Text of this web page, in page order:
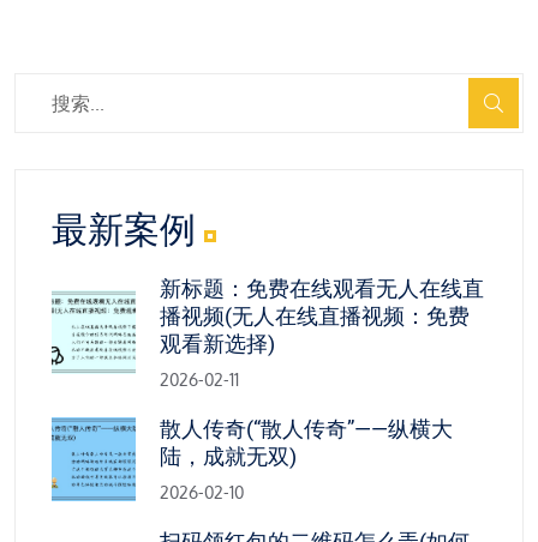
最新案例
新标题：免费在线观看无人在线直
播视频(无人在线直播视频：免费
观看新选择)
2026-02-11
散人传奇(“散人传奇”——纵横大
陆，成就无双)
2026-02-10